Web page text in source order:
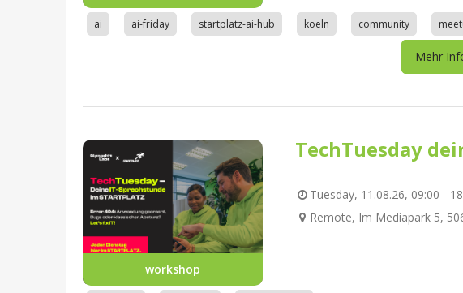
ai ai-friday startplatz-ai-hub koeln community
Mehr
workshop
TechTuesday
Tuesday, 11.08.26, 09:00 -
Remote, Im Mediapark 5,